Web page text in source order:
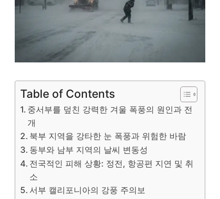
Table of Contents
중서부를 덮친 강력한 겨울 폭풍의 원인과 전
개
북부 지역을 강타한 눈 폭풍과 위험한 바람
동부와 남부 지역의 날씨 변동성
전국적인 피해 상황: 정전, 항공편 지연 및 취
소
서부 캘리포니아의 강풍 주의보